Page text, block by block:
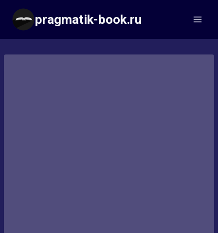
Перейти
содержимому
pragmatik-book.ru